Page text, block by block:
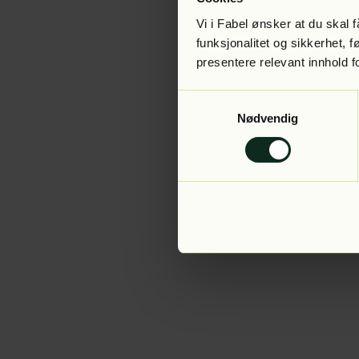
Vi i Fabel ønsker at du skal
funksjonalitet og sikkerhet,
presentere relevant innhold
Nødvendig
Application